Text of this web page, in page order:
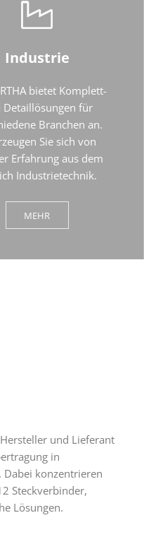
Industrie
bietet Komplett-
Detaillösungen für
Branchen an.
Sie sich von
Erfahrung aus dem
Industrietechnik.
MEHR
und Lieferant
in
konzentrieren
Steckverbinder,
Lösungen.